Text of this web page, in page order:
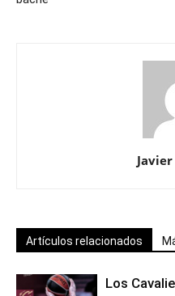
Artículos relacionados
Los